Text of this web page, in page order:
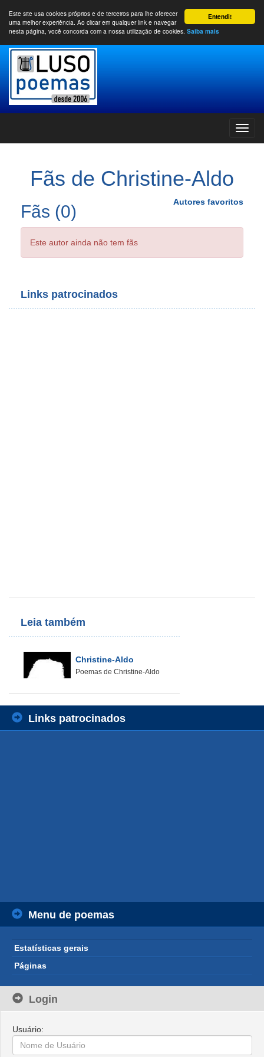
Entendi!
Este site usa cookies próprios e de terceiros para lhe oferecer
uma melhor experiência. Ao clicar em qualquer link e navegar
nesta página, você concorda com a nossa utilização de cookies. Saiba mais
Fãs de Christine-Aldo
Autores favoritos
Fãs (0)
Este autor ainda não tem fãs
Links patrocinados
Leia também
Christine-Aldo
Poemas de Christine-Aldo
Links patrocinados
Menu de poemas
Estatísticas gerais
Páginas
Login
Usuário: